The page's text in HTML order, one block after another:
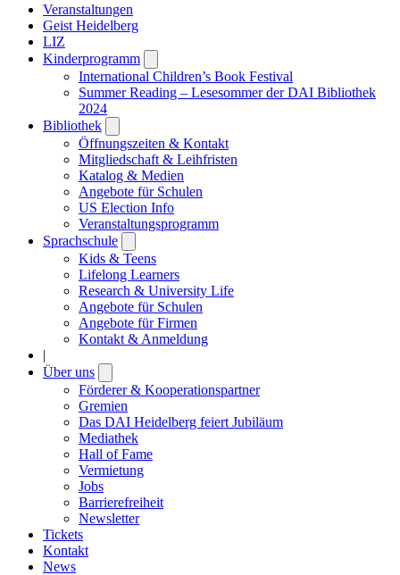
Veranstaltungen
Geist Heidelberg
LIZ
Kinderprogramm
submenu
International Children’s Book Festival
Summer Reading – Lesesommer der DAI Bibliothek
2024
Bibliothek
submenu
Öffnungszeiten & Kontakt
Mitgliedschaft & Leihfristen
Katalog & Medien
Angebote für Schulen
US Election Info
Veranstaltungsprogramm
Sprachschule
submenu
Kids & Teens
Lifelong Learners
Research & University Life
Angebote für Schulen
Angebote für Firmen
Kontakt & Anmeldung
|
Über uns
submenu
Förderer & Kooperationspartner
Gremien
Das DAI Heidelberg feiert Jubiläum
Mediathek
Hall of Fame
Vermietung
Jobs
Barrierefreiheit
Newsletter
Tickets
Kontakt
News